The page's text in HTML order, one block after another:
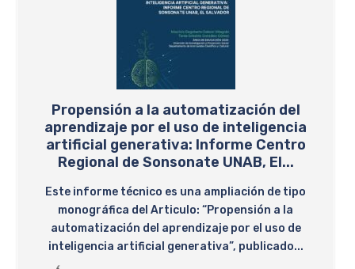
Propensión a la automatización del
aprendizaje por el uso de inteligencia
artificial generativa: Informe Centro
Regional de Sonsonate UNAB, El...
Este informe técnico es una ampliación de tipo
monográfica del Articulo: “Propensión a la
automatización del aprendizaje por el uso de
inteligencia artificial generativa”, publicado...